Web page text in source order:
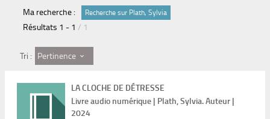
Ma recherche : Recherche sur Plath, Sylvia
Résultats 1 - 1 / 1
Tri : Pertinence
LA CLOCHE DE DÉTRESSE
Livre audio numérique | Plath, Sylvia. Auteur |
2024